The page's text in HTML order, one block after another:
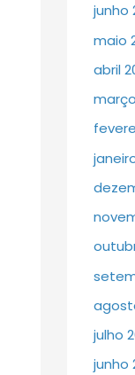
junho
maio
abril
julho
junho